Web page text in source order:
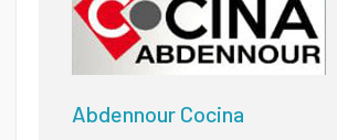
Abdennour Cocina